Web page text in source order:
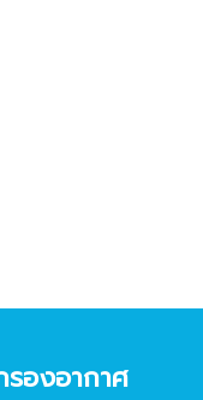
องอากาศ